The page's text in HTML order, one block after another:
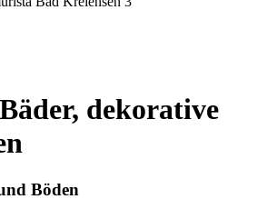
dekorative
Böden